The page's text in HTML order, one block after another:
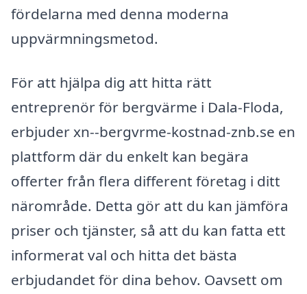
fördelarna med denna moderna
uppvärmningsmetod.
För att hjälpa dig att hitta rätt
entreprenör för bergvärme i Dala-Floda,
erbjuder xn--bergvrme-kostnad-znb.se en
plattform där du enkelt kan begära
offerter från flera different företag i ditt
närområde. Detta gör att du kan jämföra
priser och tjänster, så att du kan fatta ett
informerat val och hitta det bästa
erbjudandet för dina behov. Oavsett om